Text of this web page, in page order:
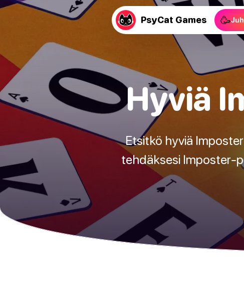
PsyCat Games 🥳
Hyviä
Etsitkö hyviä
tehdäksesi Imposter-